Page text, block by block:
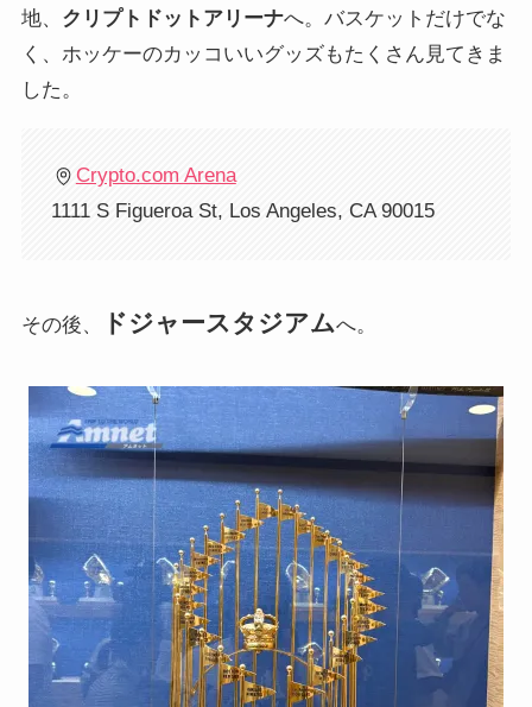
地、 クリプトドットアリーナへ。バスケットだけでな
く、ホッケーのカッコいいグッズもたくさん見てきま
した。
Crypto.com Arena
1111 S Figueroa St, Los Angeles, CA 90015
その後、 ドジャースタジアムへ。